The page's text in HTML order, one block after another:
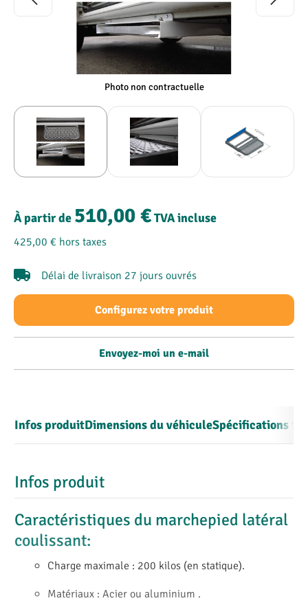
Photo non contractuelle
425,00 € hors taxes
À partir de 510,00 €TVA incluse
Délai de livraison 27 jours ouvrés
Configurez votre produit
Envoyez-moi un e-mail
Infos produitDimensions du véhiculeSpécifications
Infos produit
Caractéristiques du marchepied latéral
coulissant:
Charge maximale : 200 kilos (en statique).
Matériaux : Acier ou aluminium .